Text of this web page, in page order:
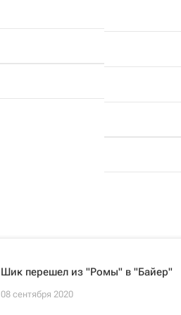
Шик перешел из "Ромы" в "Байер"
08 сентября 2020